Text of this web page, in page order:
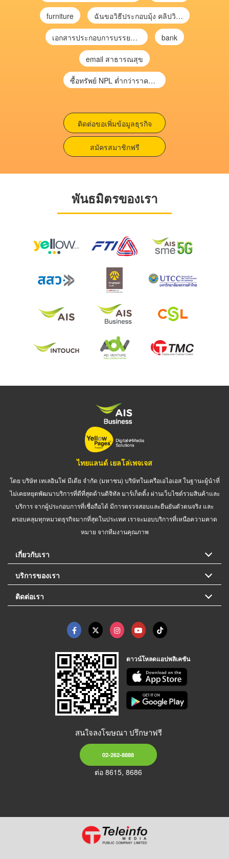
furniture ฉันขอวิธีประกอบมุ้ง คลิปวิดีโอ การประกอบมุ้ง
เอกสารประกอบการบรรยาย การประเมินความเสี่ยงเพื่อวางแผนการตรวจสอบ \ bank
email สาธารณสุข
ซื้อทรัพย์ NPL ต่ำกว่าราคาตลาด 30-70% แบบไม่ต้องไปประมูล”
ติดต่อขอเพิ่มข้อมูลธุรกิจ
สมัครสมาชิกฟรี
พันธมิตรของเรา
ไทยแลนด์ เยลโล่เพจเจส
โดย บริษัท เทเลอินโฟ มีเดีย จำกัด (มหาชน) บริษัทในเครือเอไอเอส ในฐานะผู้นำที่
ไม่เคยหยุดพัฒนาบริการที่ดีที่สุดด้านดิจิทัล มาร์เก็ตติ้ง ผ่านเว็บไซต์รวมสินค้าและ
บริการ จากผู้ประกอบการที่เชื่อถือได้ มีการตรวจสอบและยืนยันตัวตนจริง และ
ครอบคลุมทุกหมวดธุรกิจมากที่สุดในประเทศ เราจะมอบบริการที่เหนือความคาด
หมาย จากทีมงานคุณภาพ
เกี่ยวกับเรา
บริการของเรา
ติดต่อเรา
ดาวน์โหลดแอปพลิเคชัน
สนใจลงโฆษณา ปรึกษาฟรี
02-262-8888
ต่อ 8615, 8686